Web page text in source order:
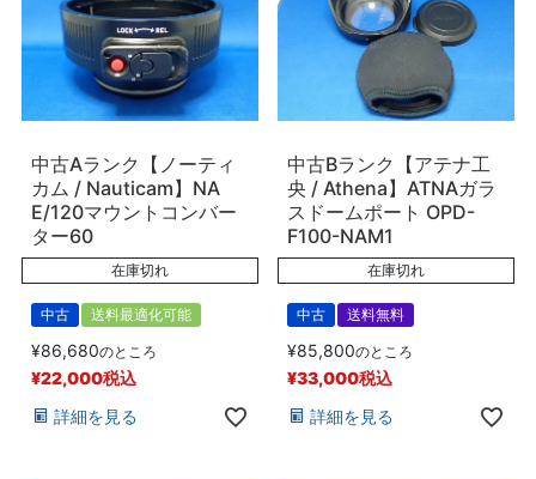
中古Aランク【ノーティ
カム / Nauticam】NA
E/120マウントコンバー
ター60
在庫切れ
中古 送料最適化可能
¥86,680のところ
¥22,000税込
詳細を見る
中古Bランク【アテナ工
央 / Athena】ATNAガラ
スドームポート OPD-
F100-NAM1
在庫切れ
中古 送料無料
¥85,800のところ
¥33,000税込
詳細を見る